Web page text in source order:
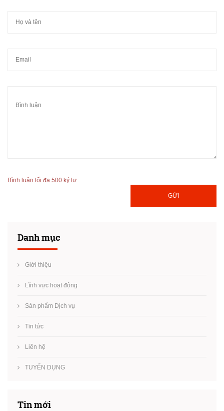
Danh mục
Giới thiệu
Lĩnh vực hoạt động
Sản phẩm Dịch vụ
Tin tức
Liên hệ
TUYỂN DỤNG
Tin mới
Bình luận tối đa 500 ký tự
GỬI